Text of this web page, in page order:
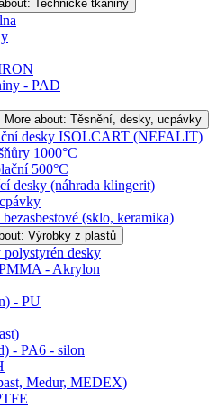
Technické tkaniny
- PAD
More about: Těsnění, desky, ucpávky
desky ISOLCART (NEFALIT)
1000°C
500°C
desky (náhrada klingerit)
(sklo, keramika)
Výrobky z plastů
desky
- Akrylon
- PU
- PA6 - silon
Medur, MEDEX)